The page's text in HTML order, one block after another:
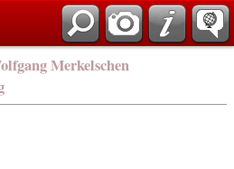
Merkelschen